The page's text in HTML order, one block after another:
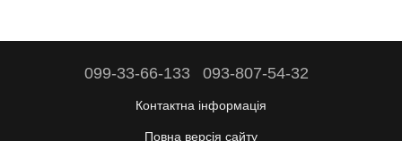
099-33-66-133 093-807-54-32
Контактна інформація
Повна версія сайту